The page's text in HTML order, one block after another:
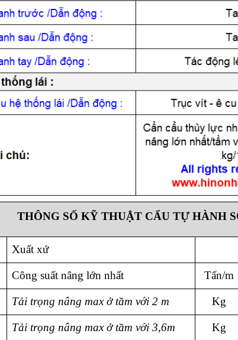
THÔNG SỐ KỸ THUẬT CẨU TỰ HÀNH
Xuất xứ
Công suất nâng lớn nhất Tấn/m
Tải trọng nâng max ở tầm với 2 m Kg
Tải trọng nâng max ở tầm với 3,6m Kg